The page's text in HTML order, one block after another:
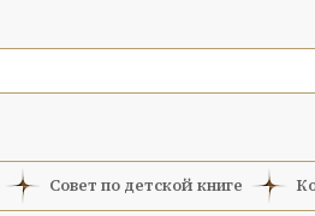
Совет по детской книге